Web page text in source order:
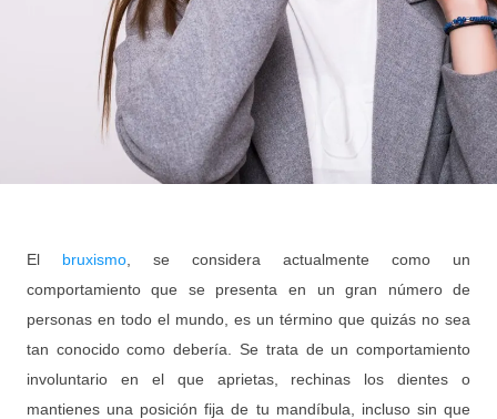
El bruxismo, se considera actualmente como un
comportamiento que se presenta en un gran número de
personas en todo el mundo, es un término que quizás no sea
tan conocido como debería. Se trata de un comportamiento
involuntario en el que aprietas, rechinas los dientes o
mantienes una posición fija de tu mandíbula, incluso sin que